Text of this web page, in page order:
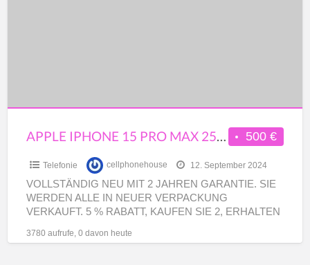
EUR
Apple
128GB
EUR
500 €
APPLE IPHONE 15 PRO MAX 256GB = 520 EUR APPLE IPHONE 14 128GB = 300 EUR
Telefonie cellphonehouse 12. September 2024
VOLLSTÄNDIG NEU MIT 2 JAHREN GARANTIE. SIE
WERDEN ALLE IN NEUER VERPACKUNG
VERKAUFT. 5 % RABATT, KAUFEN SIE 2, ERHALTEN
[…]
3780 aufrufe, 0 davon heute